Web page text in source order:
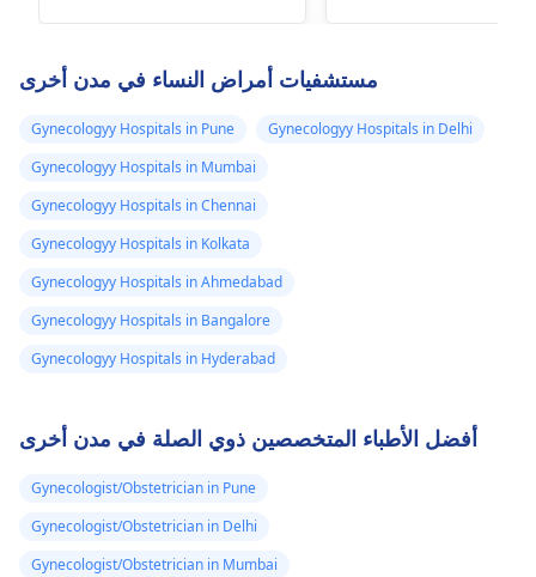
for pain management,
but a hysterectomy
may become
necessary to remove
the cyst. It is the best
to discuss possible
solutions with your
gynecologist .
symptoms, this
generally within the
مستشفيات أمراض النساء في مدن أخرى
Gynecologyy Hospitals in Pune
Gynecologyy Hospitals in Delhi
Gynecologyy Hospitals in Mumbai
Gynecologyy Hospitals in Chennai
Gynecologyy Hospitals in Kolkata
Gynecologyy Hospitals in Ahmedabad
Gynecologyy Hospitals in Bangalore
Gynecologyy Hospitals in Hyderabad
أفضل الأطباء المتخصصين ذوي الصلة في مدن أخرى
Gynecologist/Obstetrician in Pune
Gynecologist/Obstetrician in Delhi
Gynecologist/Obstetrician in Mumbai